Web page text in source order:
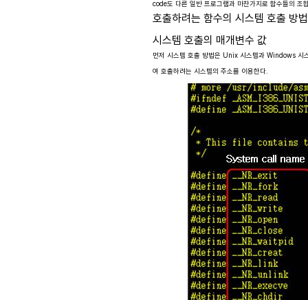
code도 다른 일반 프로그램과 마찬가지로 함수들의 조
호출하려는 함수의 시스템 호출 방
시스템 호출의 매개변수 값
먼저 시스템 호출 방법은 Unix 시스템과 Windows 시
여 호출하려는 시스템의 주소를 이용한다.